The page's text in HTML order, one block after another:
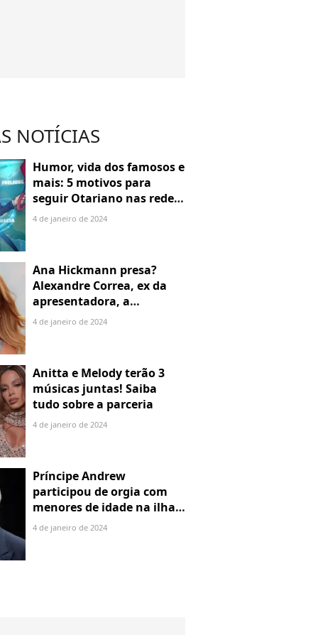
NOTÍCIAS
Humor, vida dos famosos e
mais: 5 motivos para
seguir Otariano nas redes
sociais
4 de janeiro de 2024
Ana Hickmann presa?
Alexandre Correa, ex da
apresentadora, a
denuncia por alienação
4 de janeiro de 2024
Anitta e Melody terão 3
músicas juntas! Saiba
tudo sobre a parceria
4 de janeiro de 2024
Príncipe Andrew
participou de orgia com
menores de idade na ilha
de Jeffrey Epstein, chefe de
4 de janeiro de 2024